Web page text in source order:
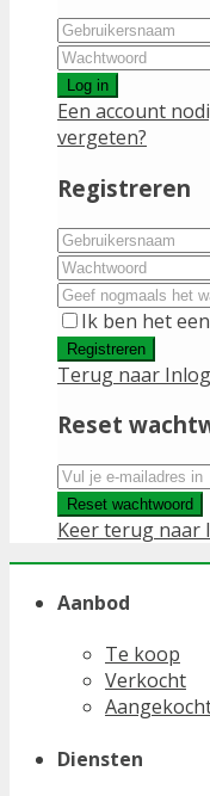
Log in
Een account
vergeten?
Registreren
Ik ben het
Registreren
Terug naar
Reset
Reset wachtwoord
Keer terug naar
Aanbod
Te koop
Verkocht
Diensten